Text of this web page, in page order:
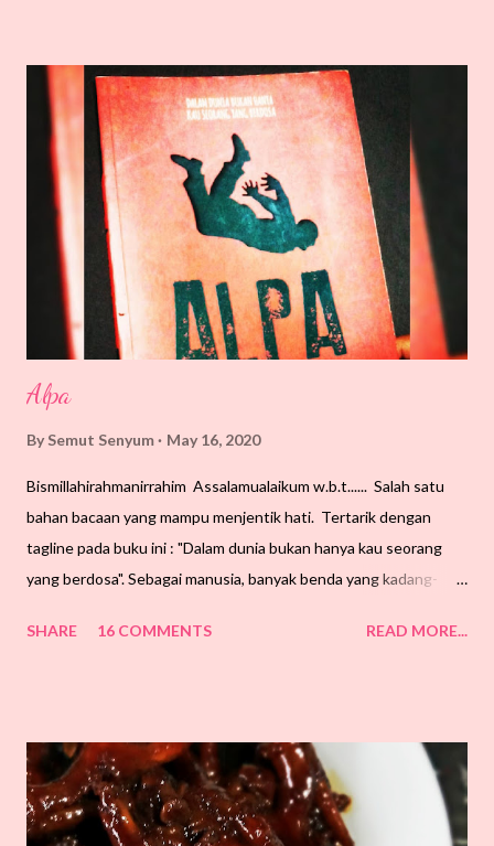
tanggungjawab yang sangat besar. Aku bekerja di Pusat
Kebudayaan UMP. Staf kami cuma 6 orang sahaja dalam
universiti yang terdiri daripada seorang pengarah, seorang ketua
pegawai dan 4 pegawai kebudayaan. Bertambah mencabar,
bukan? Tapi aku bersyukur kerana dengan pekerjaan aku ini telah
menjadikan aku rapat dengan mahasiswa. Pendek kata, akulah
tenaga pengajar, akulah kakak, akulah ibu, akulah penasihat,
akulah rakan.. kerana...
Alpa
By Semut Senyum May 16, 2020
Bismillahirahmanirrahim Assalamualaikum w.b.t...... Salah satu
bahan bacaan yang mampu menjentik hati. Tertarik dengan
tagline pada buku ini : "Dalam dunia bukan hanya kau seorang
yang berdosa". Sebagai manusia, banyak benda yang kadang-
yang akan mengingatkan kita supaya tidak lalai dengan dunia.
Terima kasih meluangkan masa di blog ini. "Diri sentiasa perlu
diingatkan walau dengan apa cara sekalipun."
SHARE 16 COMMENTS READ MORE...